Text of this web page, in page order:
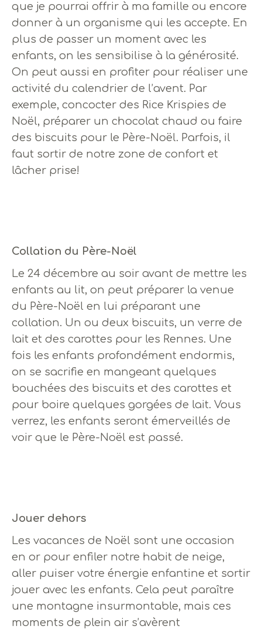
que je pourrai offrir à ma famille ou encore
donner à un organisme qui les accepte. En
plus de passer un moment avec les
enfants, on les sensibilise à la générosité.
On peut aussi en profiter pour réaliser une
activité du calendrier de l’avent. Par
exemple, concocter des Rice Krispies de
Noël, préparer un chocolat chaud ou faire
des biscuits pour le Père-Noël. Parfois, il
faut sortir de notre zone de confort et
lâcher prise!
Collation du Père-Noël
Le 24 décembre au soir avant de mettre les
enfants au lit, on peut préparer la venue
du Père-Noël en lui préparant une
collation. Un ou deux biscuits, un verre de
lait et des carottes pour les Rennes. Une
fois les enfants profondément endormis,
on se sacrifie en mangeant quelques
bouchées des biscuits et des carottes et
pour boire quelques gorgées de lait. Vous
verrez, les enfants seront émerveillés de
voir que le Père-Noël est passé.
Jouer dehors
Les vacances de Noël sont une occasion
en or pour enfiler notre habit de neige,
aller puiser votre énergie enfantine et sortir
jouer avec les enfants. Cela peut paraître
une montagne insurmontable, mais ces
moments de plein air s’avèrent